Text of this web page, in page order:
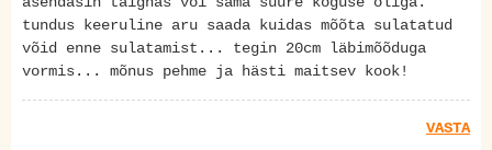
tundus keeruline aru saada kuidas mõõta sulatatud
võid enne sulatamist... tegin 20cm läbimõõduga
vormis... mõnus pehme ja hästi maitsev kook!
VASTA